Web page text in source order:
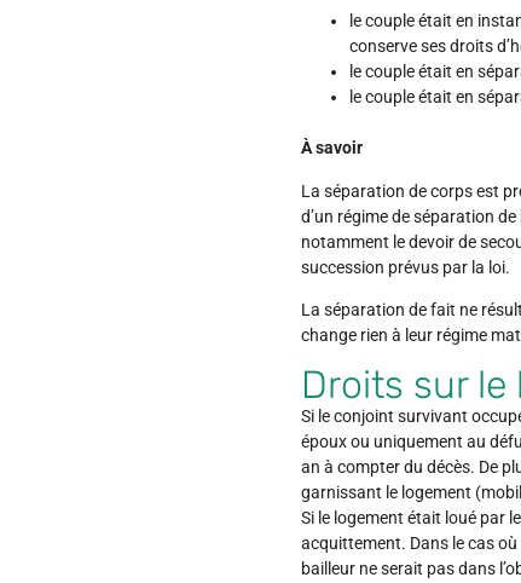
le couple était en
conserve ses droits
le couple était en
le couple était en
À savoir
La séparation de corps est
d’un régime de séparation
notamment le devoir de
succession prévus par la loi.
La séparation de fait ne
change rien à leur régime
Droits sur
Si le conjoint survivant
époux ou uniquement au
an à compter du décès. De
garnissant le logement
Si le logement était loué par
acquittement. Dans le cas
bailleur ne serait pas dans